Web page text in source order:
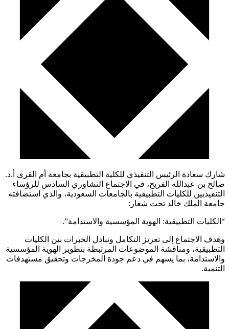
شارك سعادة الرئيس التنفيذي للكلية التطبيقية بجامعة أم القرى أ.د.
صالح بن عبدالله الفريح، في الاجتماع التشاوري السادس للرؤساء
التنفيذيين للكليات التطبيقية بالجامعات السعودية، والذي استضافته
جامعة الملك خالد تحت شعار:
“الكليات التطبيقية: الهوية المؤسسية والاستدامة”.
وهدف الاجتماع إلى تعزيز التكامل وتبادل الخبرات بين الكليات
التطبيقية، ومناقشة الموضوعات المرتبطة بتطوير الهوية المؤسسية
والاستدامة، بما يسهم في دعم جودة المخرجات وتحقيق مستهدفات
التنمية.